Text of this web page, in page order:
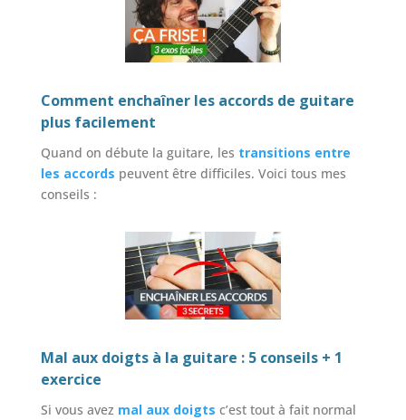
Comment enchaîner les accords de guitare
plus facilement
Quand on débute la guitare, les transitions entre
les accords peuvent être difficiles. Voici tous mes
conseils :
Mal aux doigts à la guitare : 5 conseils + 1
exercice
Si vous avez mal aux doigts c’est tout à fait normal